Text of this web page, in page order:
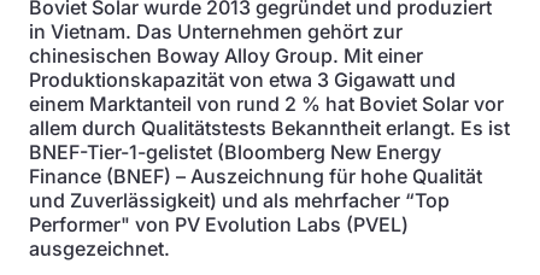
Boviet Solar wurde 2013 gegründet und produziert
in Vietnam. Das Unternehmen gehört zur
chinesischen Boway Alloy Group. Mit einer
Produktionskapazität von etwa 3 Gigawatt und
einem Marktanteil von rund 2 % hat Boviet Solar vor
allem durch Qualitätstests Bekanntheit erlangt. Es ist
BNEF-Tier-1-gelistet (Bloomberg New Energy
Finance (BNEF) – Auszeichnung für hohe Qualität
und Zuverlässigkeit) und als mehrfacher “Top
Performer" von PV Evolution Labs (PVEL)
ausgezeichnet.